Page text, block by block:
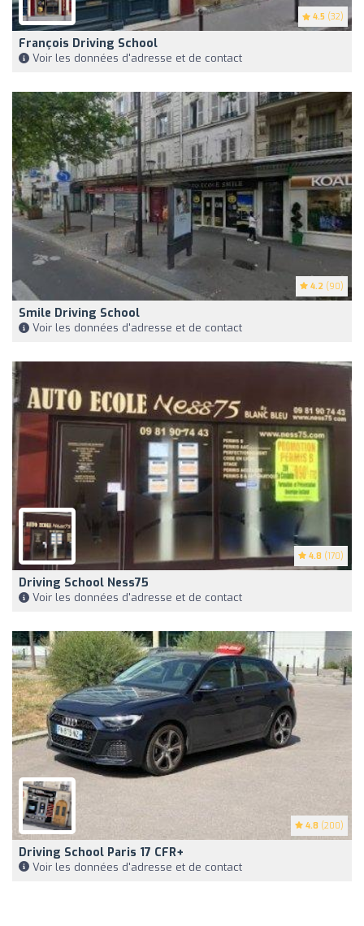
4.5 (32)
François Driving School
Voir les données d'adresse et de contact
4.2 (90)
Smile Driving School
Voir les données d'adresse et de contact
4.8 (170)
Driving School Ness75
Voir les données d'adresse et de contact
4.8 (200)
Driving School Paris 17 CFR+
Voir les données d'adresse et de contact